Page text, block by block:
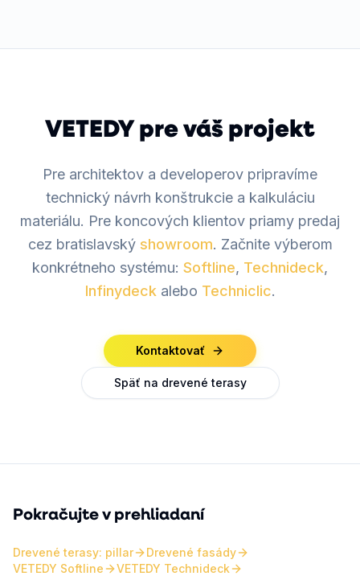
VETEDY pre váš projekt
Pre architektov a developerov pripravíme
technický návrh konštrukcie a kalkuláciu
materiálu. Pre koncových klientov priamy predaj
cez bratislavský showroom. Začnite výberom
konkrétneho systému: Softline, Technideck,
Infinydeck alebo Techniclic.
Kontaktovať
Späť na drevené terasy
Pokračujte v prehliadaní
Drevené terasy: pillar
Drevené fasády
VETEDY Softline
VETEDY Technideck